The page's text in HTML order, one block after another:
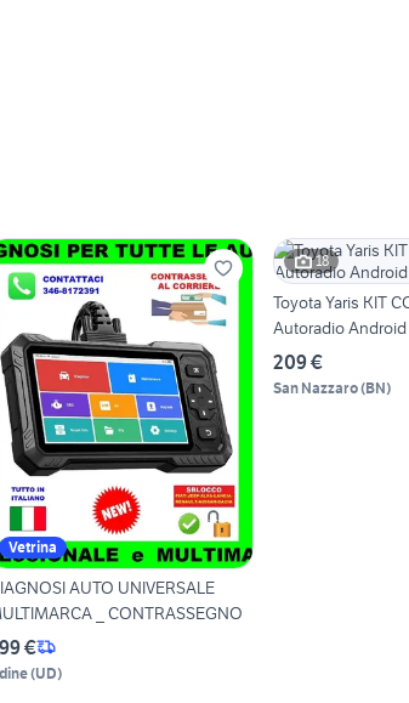
Vetrina
AUTO UNIVERSALE
_ CONTRASSEGNO
€
(UD)
18
Toyota Yaris KIT
Autoradio Android
209 €
San Nazzaro(BN)